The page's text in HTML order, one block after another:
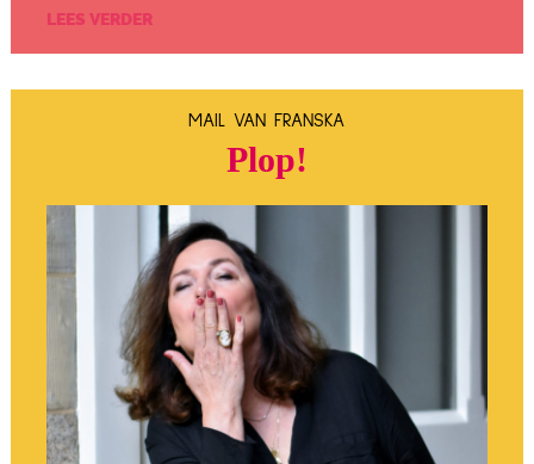
LEES VERDER
MAIL VAN FRANSKA
Plop!